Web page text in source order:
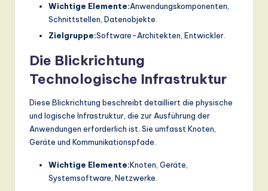
Wichtige Elemente:Anwendungskomponenten,
Schnittstellen, Datenobjekte.
Zielgruppe:Software-Architekten, Entwickler.
Die Blickrichtung
Technologische Infrastruktur
Diese Blickrichtung beschreibt detailliert die physische
und logische Infrastruktur, die zur Ausführung der
Anwendungen erforderlich ist. Sie umfasst Knoten,
Geräte und Kommunikationspfade.
Wichtige Elemente:Knoten, Geräte,
Systemsoftware, Netzwerke.